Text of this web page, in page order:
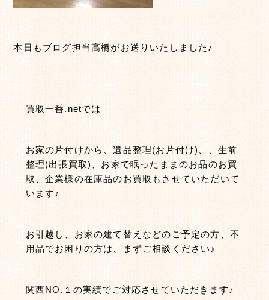
本日もブログ担当高橋がお送りいたしました♪
買取一番.netでは
お家の片付けから、遺品整理(お片付け)、、生前
整理(出張買取)、お家で眠ったままのお品のお買
取、企業様の在庫品のお買取もさせていただいて
います♪
お引越し、お家の建て替えなどのご予定の方、不
用品でお困りの方は、まずご相談ください♪
関西NO.１の実績でご対応させていただきます♪